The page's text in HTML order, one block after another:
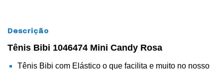
Descrição
Tênis Bibi 1046474 Mini Candy Rosa
Tênis Bibi com Elástico o que facilita e muito no nosso